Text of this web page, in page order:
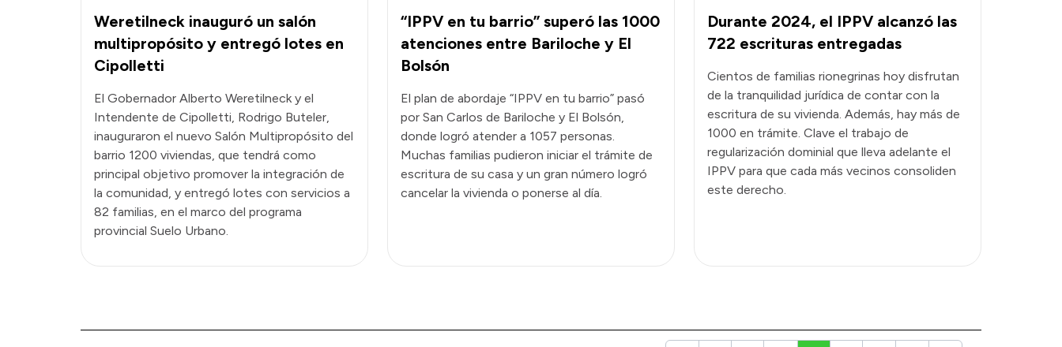
Weretilneck inauguró un salón
multipropósito y entregó lotes en
Cipolletti
El Gobernador Alberto Weretilneck y el
Intendente de Cipolletti, Rodrigo Buteler,
inauguraron el nuevo Salón Multipropósito del
barrio 1200 viviendas, que tendrá como
principal objetivo promover la integración de
la comunidad, y entregó lotes con servicios a
82 familias, en el marco del programa
provincial Suelo Urbano.
“IPPV en tu barrio” superó las 1000
atenciones entre Bariloche y El
Bolsón
El plan de abordaje “IPPV en tu barrio” pasó
por San Carlos de Bariloche y El Bolsón,
donde logró atender a 1057 personas.
Muchas familias pudieron iniciar el trámite de
escritura de su casa y un gran número logró
cancelar la vivienda o ponerse al día.
Durante 2024, el IPPV alcanzó las
722 escrituras entregadas
Cientos de familias rionegrinas hoy disfrutan
de la tranquilidad jurídica de contar con la
escritura de su vivienda. Además, hay más de
1000 en trámite. Clave el trabajo de
regularización dominial que lleva adelante el
IPPV para que cada más vecinos consoliden
este derecho.